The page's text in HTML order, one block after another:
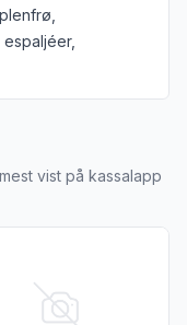
GARDEN AS
vist på kassalapp